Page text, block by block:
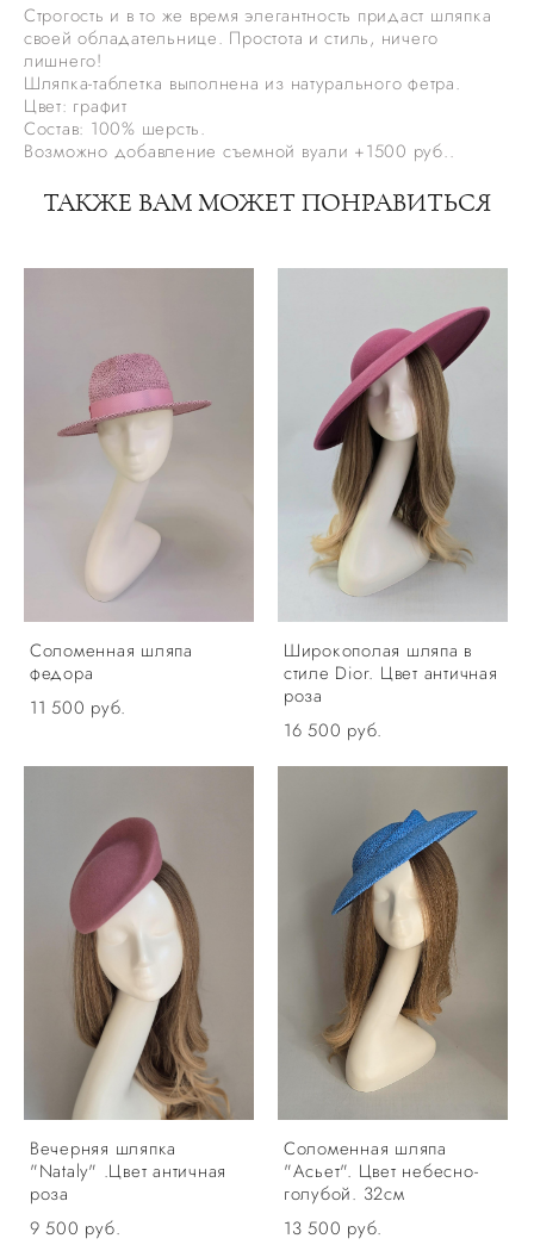
Строгость и в то же время элегантность придаст шляпка
своей обладательнице. Простота и стиль, ничего
лишнего!
Шляпка-таблетка выполнена из натурального фетра.
Цвет: графит
Состав: 100% шерсть.
Возможно добавление съемной вуали +1500 руб..
ТАКЖЕ ВАМ МОЖЕТ ПОНРАВИТЬСЯ
Соломенная шляпа
федора
11 500 pуб.
Широкополая шляпа в
стиле Dior. Цвет античная
роза
16 500 pуб.
Вечерняя шляпка
"Nataly" .Цвет античная
роза
9 500 pуб.
Соломенная шляпа
"Асьет". Цвет небесно-
голубой. 32см
13 500 pуб.